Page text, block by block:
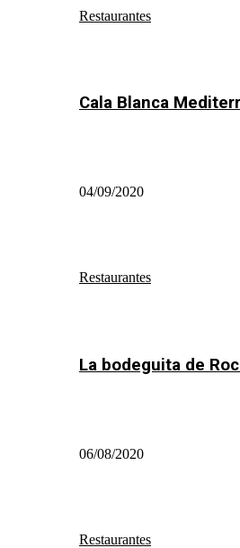
Restaurantes
Cala Blanca
04/09/2020
Restaurantes
La bodeguita de
06/08/2020
Restaurantes